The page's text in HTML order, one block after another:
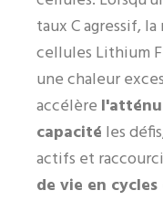
taux C agressif,
cellules Lithium
une chaleur
accélère
capacité les
actifs et
de vie en